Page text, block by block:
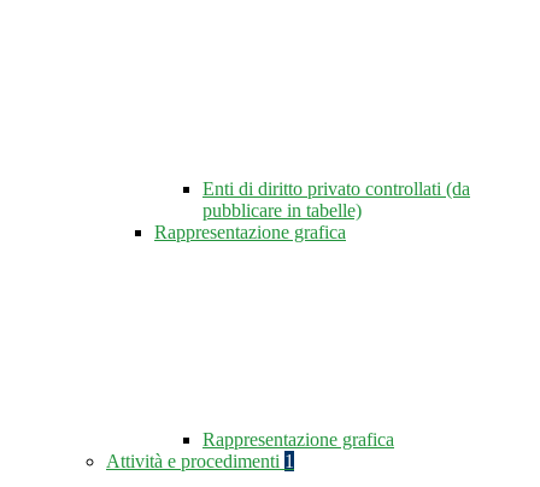
Enti di diritto privato controllati (da
pubblicare in tabelle)
Rappresentazione grafica
Rappresentazione grafica
Attività e procedimenti 1